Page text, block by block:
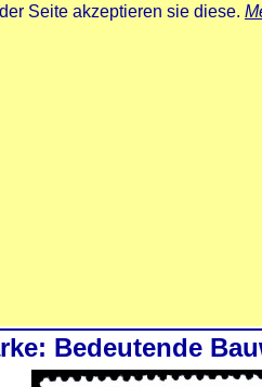
Seite akzeptieren sie diese.
Bedeutende